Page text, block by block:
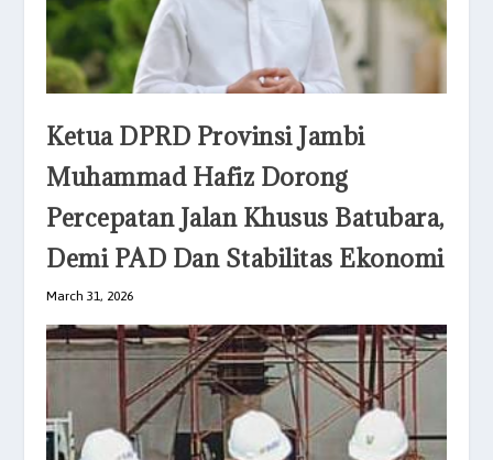
Ketua DPRD Provinsi Jambi
Muhammad Hafiz Dorong
Percepatan Jalan Khusus Batubara,
Demi PAD Dan Stabilitas Ekonomi
March 31, 2026